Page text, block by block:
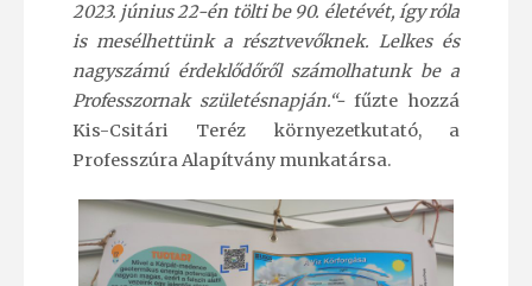
2023. június 22-én tölti be 90. életévét, így róla
is mesélhettünk a résztvevőknek. Lelkes és
nagyszámú érdeklődőről számolhatunk be a
Professzornak születésnapján.“-fűzte hozzá
Kis-Csitári Teréz környezetkutató, a
Professzúra Alapítvány munkatársa.